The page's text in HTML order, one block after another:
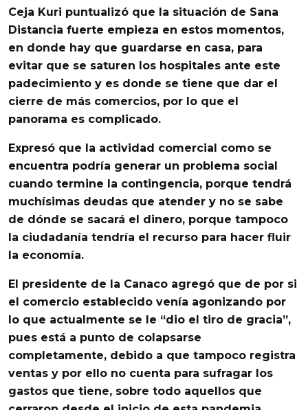
Ceja Kuri puntualizó que la situación de Sana
Distancia fuerte empieza en estos momentos,
en donde hay que guardarse en casa, para
evitar que se saturen los hospitales ante este
padecimiento y es donde se tiene que dar el
cierre de más comercios, por lo que el
panorama es complicado.
Expresó que la actividad comercial como se
encuentra podría generar un problema social
cuando termine la contingencia, porque tendrá
muchísimas deudas que atender y no se sabe
de dónde se sacará el dinero, porque tampoco
la ciudadanía tendría el recurso para hacer fluir
la economía.
El presidente de la Canaco agregó que de por si
el comercio establecido venía agonizando por
lo que actualmente se le “dio el tiro de gracia”,
pues está a punto de colapsarse
completamente, debido a que tampoco registra
ventas y por ello no cuenta para sufragar los
gastos que tiene, sobre todo aquellos que